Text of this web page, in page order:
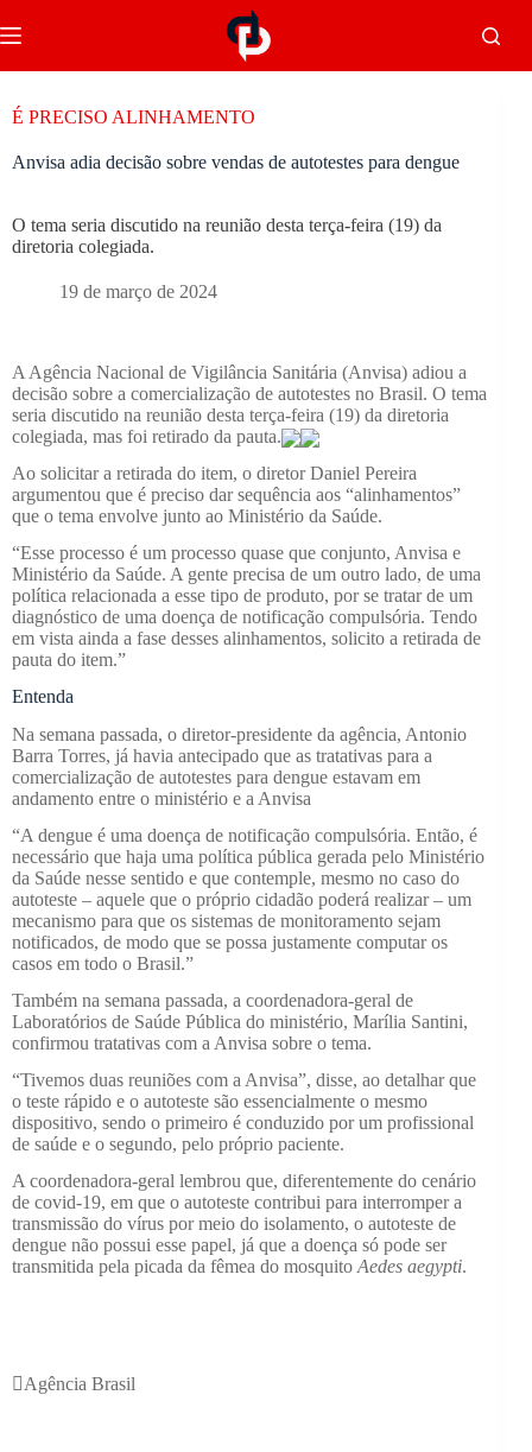
É PRECISO ALINHAMENTO
Anvisa adia decisão sobre vendas de autotestes para dengue
O tema seria discutido na reunião desta terça-feira (19) da
diretoria colegiada.
19 de março de 2024
A Agência Nacional de Vigilância Sanitária (Anvisa) adiou a
decisão sobre a comercialização de autotestes no Brasil. O tema
seria discutido na reunião desta terça-feira (19) da diretoria
colegiada, mas foi retirado da pauta.
Ao solicitar a retirada do item, o diretor Daniel Pereira
argumentou que é preciso dar sequência aos “alinhamentos”
que o tema envolve junto ao Ministério da Saúde.
“Esse processo é um processo quase que conjunto, Anvisa e
Ministério da Saúde. A gente precisa de um outro lado, de uma
política relacionada a esse tipo de produto, por se tratar de um
diagnóstico de uma doença de notificação compulsória. Tendo
em vista ainda a fase desses alinhamentos, solicito a retirada de
pauta do item.”
Entenda
Na semana passada, o diretor-presidente da agência, Antonio
Barra Torres, já havia antecipado que as tratativas para a
comercialização de autotestes para dengue estavam em
andamento entre o ministério e a Anvisa
“A dengue é uma doença de notificação compulsória. Então, é
necessário que haja uma política pública gerada pelo Ministério
da Saúde nesse sentido e que contemple, mesmo no caso do
autoteste – aquele que o próprio cidadão poderá realizar – um
mecanismo para que os sistemas de monitoramento sejam
notificados, de modo que se possa justamente computar os
casos em todo o Brasil.”
Também na semana passada, a coordenadora-geral de
Laboratórios de Saúde Pública do ministério, Marília Santini,
confirmou tratativas com a Anvisa sobre o tema.
“Tivemos duas reuniões com a Anvisa”, disse, ao detalhar que
o teste rápido e o autoteste são essencialmente o mesmo
dispositivo, sendo o primeiro é conduzido por um profissional
de saúde e o segundo, pelo próprio paciente.
A coordenadora-geral lembrou que, diferentemente do cenário
de covid-19, em que o autoteste contribui para interromper a
transmissão do vírus por meio do isolamento, o autoteste de
dengue não possui esse papel, já que a doença só pode ser
transmitida pela picada da fêmea do mosquito Aedes aegypti.
Agência Brasil